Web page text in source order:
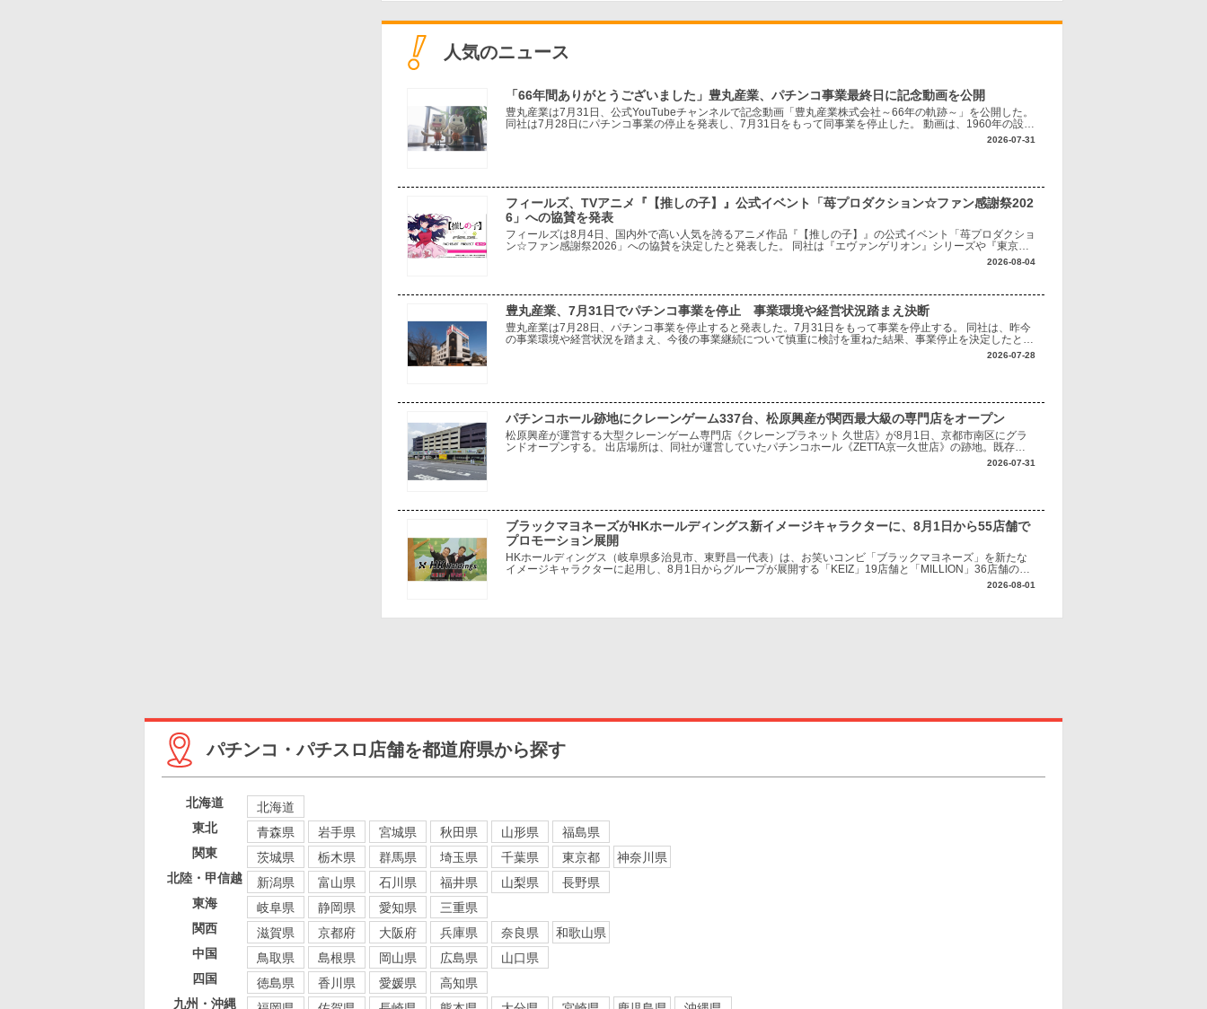
人気のニュース
「66年間ありがとうございました」豊丸産業、パチンコ事業最終日に記念動画を公開
豊丸産業は7月31日、公式YouTubeチャンネルで記念動画「豊丸産業株式会社～66年の軌跡～」を公開した。
同社は7月28日にパチンコ事業の停止を発表し、7月31日をもって同事業を停止した。 動画は、1960年の設立
2026-07-31
フィールズ、TVアニメ『【推しの子】』公式イベント「苺プロダクション☆ファン感謝祭202
6」への協賛を発表
フィールズは8月4日、国内外で高い人気を誇るアニメ作品『【推しの子】』の公式イベント「苺プロダクショ
ン☆ファン感謝祭2026」への協賛を決定したと発表した。 同社は『エヴァンゲリオン』シリーズや『東京喰
種トーキョーグール』をはじめとする多彩な人気IPにおいて、作品の魅力を最大限に生かした遊技機化や商
2026-08-04
豊丸産業、7月31日でパチンコ事業を停止 事業環境や経営状況踏まえ決断
豊丸産業は7月28日、パチンコ事業を停止すると発表した。7月31日をもって事業を停止する。 同社は、昨今
の事業環境や経営状況を踏まえ、今後の事業継続について慎重に検討を重ねた結果、事業停止を決定したとし
ている。取引先に対しては、事業停止による影響をできる限り最小限にとどめられるよう、最後まで対応に努
2026-07-28
パチンコホール跡地にクレーンゲーム337台、松原興産が関西最大級の専門店をオープン
松原興産が運営する大型クレーンゲーム専門店《クレーンプラネット 久世店》が8月1日、京都市南区にグラ
ンドオープンする。 出店場所は、同社が運営していたパチンコホール《ZETTA京一久世店》の跡地。既存施
設を活用し、パチンコホールから新たなアミューズメント業態へ転換する。 《クレーンプラネット 久世2026-07-31
ブラックマヨネーズがHKホールディングス新イメージキャラクターに、8月1日から55店舗で
プロモーション展開
HKホールディングス（岐阜県多治見市、東野昌一代表）は、お笑いコンビ「ブラックマヨネーズ」を新たな
イメージキャラクターに起用し、8月1日からグループが展開する「KEIZ」19店舗と「MILLION」36店舗の計
2026-08-01
パチンコ・パチスロ店舗を都道府県から探す
北海道
北海道
東北
青森県 岩手県 宮城県 秋田県 山形県
福島県
関東
茨城県 栃木県 群馬県 埼玉県 千葉県 東京都
神奈川県
北陸・甲信越
新潟県 富山県 石川県 福井県 山梨県
長野県
東海
岐阜県 静岡県 愛知県
三重県
関西
滋賀県 京都府 大阪府 兵庫県 奈良県
和歌山県
中国
鳥取県 島根県 岡山県 広島県
山口県
四国
徳島県 香川県 愛媛県
高知県
九州・沖縄